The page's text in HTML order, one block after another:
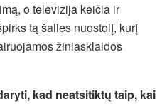
o televizija keičia ir
tą šalies nuostolį, kurį
žiniasklaidos
kad neatsitiktų taip, kai